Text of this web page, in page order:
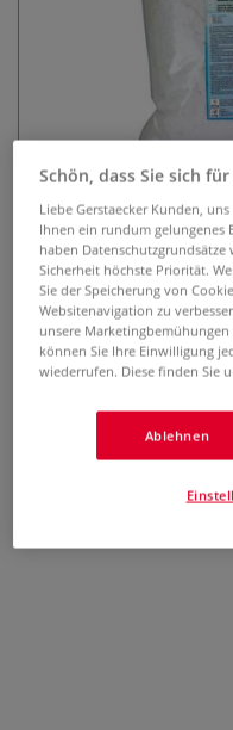
CREARTEC
kurz, 750 g
0
Die CREARTEC
handgeschöpftes
individuelle
Schön, dass Sie sich
Liebe Gerstaecker Kunden,
Ihnen ein rundum gelungenes
haben Datenschutzgrundsätze
Sicherheit höchste Priorität.
Sie der Speicherung von
Websitenavigation zu
unsere
können Sie Ihre Einwilligung
wiederrufen. Diese finden Sie
Ablehnen